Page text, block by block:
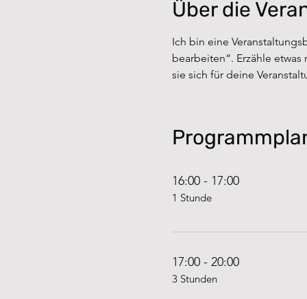
Über die
Ich bin eine
bearbeiten“. Erzähle
sie sich für deine
16:00 - 17:00
1 Stunde
17:00 - 20:00
3 Stunden